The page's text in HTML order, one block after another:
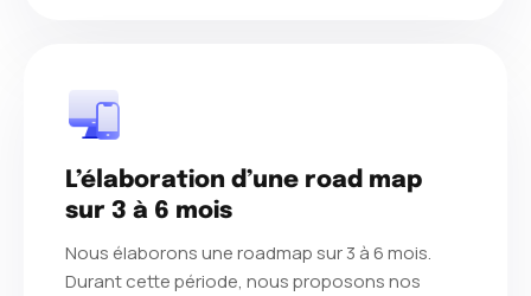
L’élaboration d’une road map
sur 3 à 6 mois
Nous élaborons une roadmap sur 3 à 6 mois.
Durant cette période, nous proposons nos